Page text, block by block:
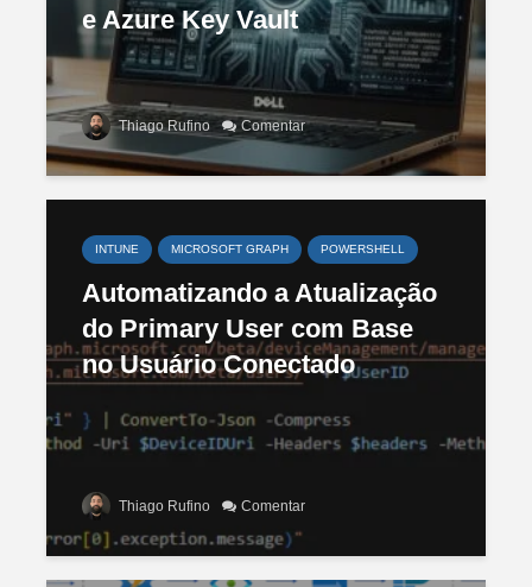
e Azure Key Vault
Thiago Rufino Comentar
INTUNE MICROSOFT GRAPH POWERSHELL
Automatizando a Atualização
do Primary User com Base
no Usuário Conectado
Thiago Rufino Comentar